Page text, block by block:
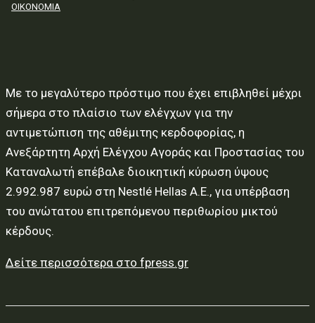
ΟΙΚΟΝΟΜΙΑ
Με το μεγαλύτερο πρόστιμο που έχει επιβληθεί μέχρι
σήμερα στο πλαίσιο των ελέγχων για την
αντιμετώπιση της αθέμιτης κερδοφορίας, η
Ανεξάρτητη Αρχή Ελέγχου Αγοράς και Προστασίας του
Καταναλωτή επέβαλε διοικητική κύρωση ύψους
2.992.987 ευρώ στη Nestlé Hellas Α.Ε., για υπέρβαση
του ανώτατου επιτρεπόμενου περιθωρίου μικτού
κέρδους.
Δείτε περισσότερα στο fpress.gr